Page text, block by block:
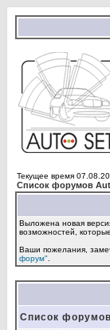
Текущее время
Список форумов
Выложена новая
возможностей,
Ваши пожелания,
форум"
Список форумов